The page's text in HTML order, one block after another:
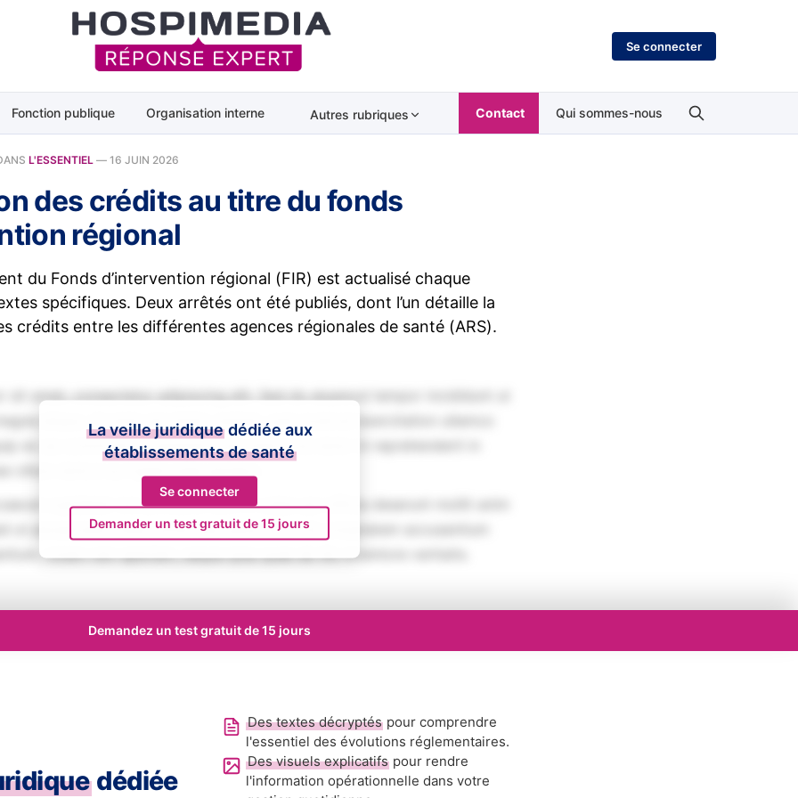
Se connecter
Fonction publique Organisation interne Autres rubriques Contact Qui sommes-nous
L'ESSENTIEL — 16 JUIN 2026
des crédits au titre du fonds
régional
du Fonds d’intervention régional (FIR) est actualisé chaque
spécifiques. Deux arrêtés ont été publiés, dont l’un détaille la
crédits entre les différentes agences régionales de santé (ARS).
sit amet, consectetur adipiscing elit. Sed do eiusmod tempor incididunt ut
aliqua. Ut enim ad minim veniam, quis nostrud exercitation ullamco
ex ea commodo consequat. Duis aute irure dolor in reprehenderit in
cupidatat non proident, sunt in culpa qui officia deserunt mollit anim
ut perspiciatis unde omnis iste natus error sit voluptatem accusantium
totam rem aperiam, eaque ipsa quae ab illo inventore veritatis.
La veille juridique dédiée aux
établissements de santé
Se connecter
Demander un test gratuit de 15 jours
Demandez un test gratuit de 15 jours
dédiée
Des textes décryptés pour comprendre
l'essentiel des évolutions réglementaires.
Des visuels explicatifs pour rendre
l'information opérationnelle dans votre